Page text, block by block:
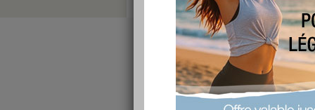
chantent … les odeurs de lavande s‘élèvent
rougissent devant le flirt incessant du Soleil …
s’échangent en tourbillonnant …
La vie ne vaut pas d’être vécue si vous
de plénitude et sérénité … alors
bonjour la vie !
Avouez ! Avouez que l’espace de quelques